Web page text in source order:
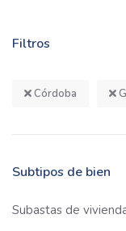
Filtros
Córdoba
Subtipos de bien
Subastas de